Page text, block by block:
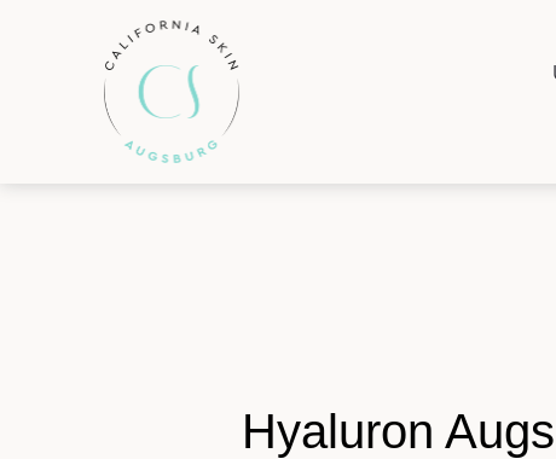
Hyaluron